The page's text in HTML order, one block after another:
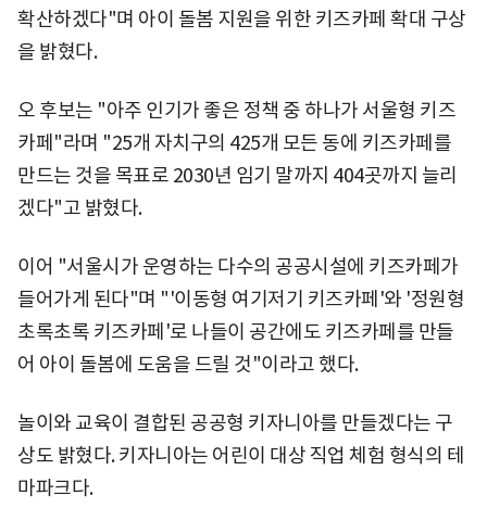
확산하겠다"며 아이 돌봄 지원을 위한 키즈카페 확대 구상
을 밝혔다.
오 후보는 "아주 인기가 좋은 정책 중 하나가 서울형 키즈
카페"라며 "25개 자치구의 425개 모든 동에 키즈카페를
만드는 것을 목표로 2030년 임기 말까지 404곳까지 늘리
겠다"고 밝혔다.
이어 "서울시가 운영하는 다수의 공공시설에 키즈카페가
들어가게 된다"며 "'이동형 여기저기 키즈카페'와 '정원형
초록초록 키즈카페'로 나들이 공간에도 키즈카페를 만들
어 아이 돌봄에 도움을 드릴 것"이라고 했다.
놀이와 교육이 결합된 공공형 키자니아를 만들겠다는 구
상도 밝혔다. 키자니아는 어린이 대상 직업 체험 형식의 테
마파크다.